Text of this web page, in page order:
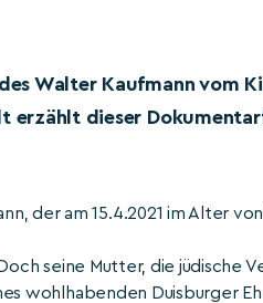
Walter Kaufmann vom
erzählt dieser
der am 15.4.2021 im Alter
seine Mutter, die jüdische
wohlhabenden Duisburger